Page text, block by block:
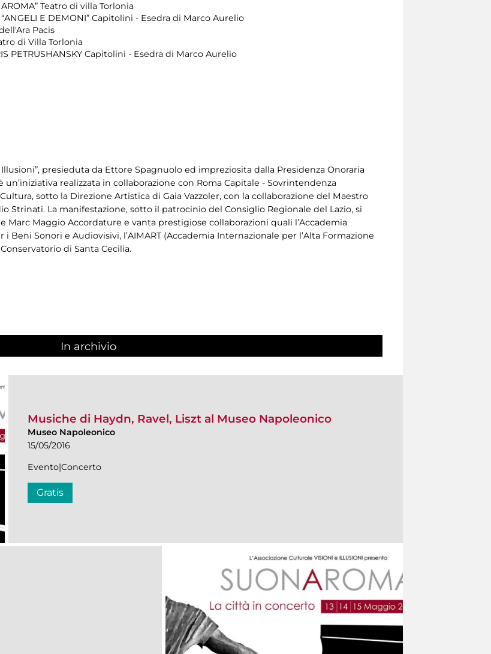
Teatro di villa Torlonia
E DEMONI” Capitolini - Esedra di Marco Aurelio
Pacis
di Villa Torlonia
PETRUSHANSKY Capitolini - Esedra di Marco Aurelio
Illusioni”, presieduta da Ettore Spagnuolo ed impreziosita dalla Presidenza Onoraria
realizzata in collaborazione con Roma Capitale - Sovrintendenza
sotto la Direzione Artistica di Gaia Vazzoler, con la collaborazione del Maestro
Strinati. La manifestazione, sotto il patrocinio del Consiglio Regionale del Lazio, si
Maggio Accordature e vanta prestigiose collaborazioni quali l’Accademia
Beni Sonori e Audiovisivi, l’AIMART (Accademia Internazionale per l’Alta Formazione
di Santa Cecilia.
In archivio
Musiche di Haydn, Ravel, Liszt al Museo Napoleonico
Museo Napoleonico
15/05/2016
Evento|Concerto
Gratis